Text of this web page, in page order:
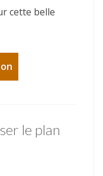
cette belle
le plan